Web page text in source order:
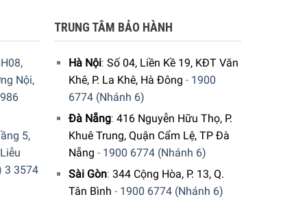
Nội,
5,
3 3574
TRUNG TÂM BẢO HÀNH
Hà Nội: Số 04, Liền Kề 19, KĐT Văn
Khê, P. La Khê, Hà Đông - 1900
6774 (Nhánh 6)
Đà Nẵng: 416 Nguyễn Hữu Thọ, P.
Khuê Trung, Quận Cẩm Lệ, TP Đà
Nẵng - 1900 6774 (Nhánh 6)
Sài Gòn: 344 Cộng Hòa, P. 13, Q.
Tân Bình - 1900 6774 (Nhánh 6)